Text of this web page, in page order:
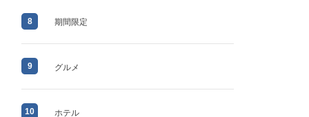
8 期間限定
9 グルメ
10 ホテル